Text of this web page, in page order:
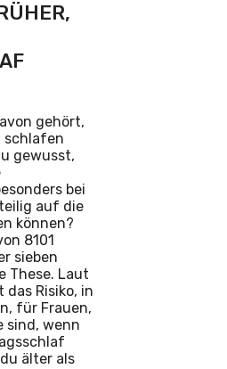
gehört,
schlafen
gewusst,
bei
auf die
können?
8101
sieben
These. Laut
das Risiko, in
für Frauen,
sind, wenn
älter als